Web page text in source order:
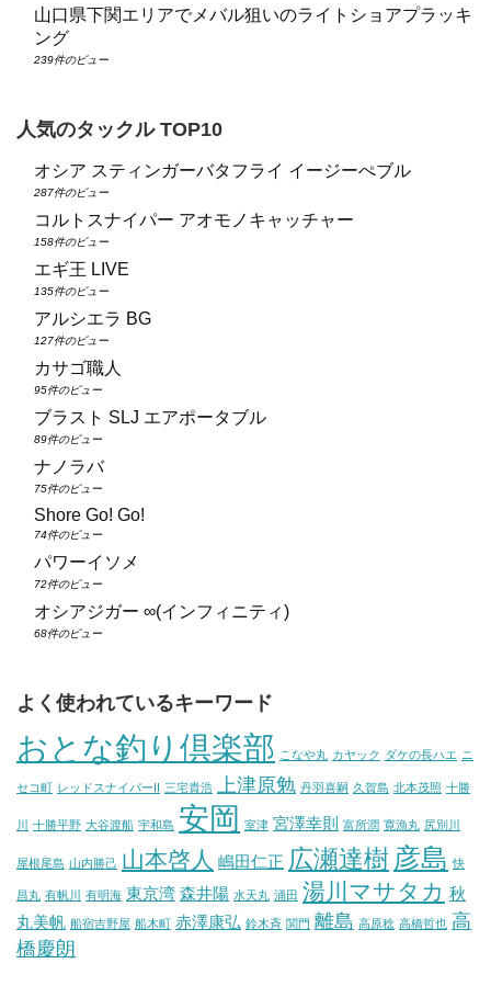
山口県下関エリアでメバル狙いのライトショアプラッキ
ング
239件のビュー
人気のタックル TOP10
オシア スティンガーバタフライ イージーぺブル
287件のビュー
コルトスナイパー アオモノキャッチャー
158件のビュー
エギ王 LIVE
135件のビュー
アルシエラ BG
127件のビュー
カサゴ職人
95件のビュー
ブラスト SLJ エアポータブル
89件のビュー
ナノラバ
75件のビュー
Shore Go! Go!
74件のビュー
パワーイソメ
72件のビュー
オシアジガー ∞(インフィニティ)
68件のビュー
よく使われているキーワード
おとな釣り倶楽部 こなや丸 カヤック ダケの長ハエ ニ
セコ町 レッドスナイパーII 三宅貴浩 上津原勉 丹羽喜嗣 久賀島 北本茂照 十勝
川 十勝平野 大谷渡船 宇和島 安岡 室津 宮澤幸則 富所潤 寛漁丸 尻別川
屋根尾島 山内勝己 山本啓人 嶋田仁正 広瀬達樹 彦島 快
昌丸 有帆川 有明海 東京湾 森井陽 水天丸 涌田 湯川マサタカ 秋
丸美帆 船宿吉野屋 船木町 赤澤康弘 鈴木斉 関門 離島 高原稔 高橋哲也 高
橋慶朗